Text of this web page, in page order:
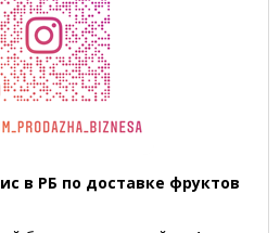
в РБ по доставке фруктов